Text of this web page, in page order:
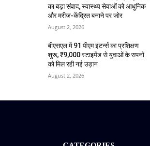
का बड़ा संवाद, स्वास्थ्य सेवाओं को आधुनिक
और मरीज-केंद्रित बनाने पर जोर
August 2, 2026
बीएसएल में 91 पीएम इंटर्न्स का प्रशिक्षण
शुरू, ₹9,000 स्टाइपेंड से युवाओं के सपनों
को मिल रही नई उड़ान
August 2, 2026